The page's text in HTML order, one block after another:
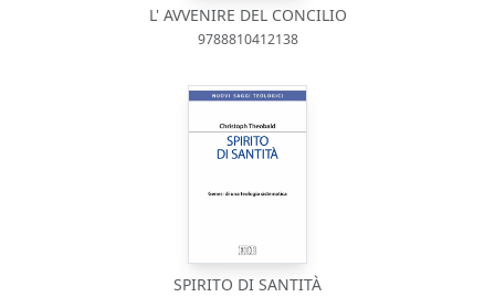
L' AVVENIRE DEL CONCILIO
9788810412138
SPIRITO DI SANTITÀ